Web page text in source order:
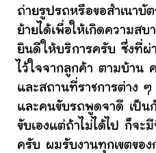
ถ่ายรูปรถหรือขอสำเนาบั
ย้ายได้เพื่อให้เกิดความส
ยินดีให้บริการครับ ซึ่งที่ผ่
ไว้ใจจากลูกค้า ตามบ้าน
และสถานที่ราชการต่าง
และคนขับรถพูดจาดี เป็น
ขับเองแต่ถ้าไม่ได้ไป ก็จะ
ครับ ผมรับงานทุกเขตขอ